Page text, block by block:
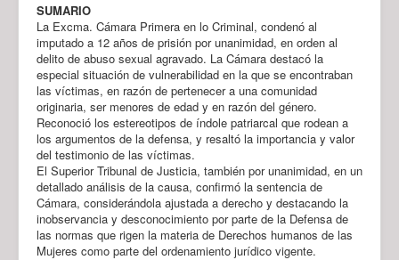
SUMARIO
La Excma. Cámara Primera en lo Criminal, condenó al
imputado a 12 años de prisión por unanimidad, en orden al
delito de abuso sexual agravado. La Cámara destacó la
especial situación de vulnerabilidad en la que se encontraban
las víctimas, en razón de pertenecer a una comunidad
originaria, ser menores de edad y en razón del género.
Reconoció los estereotipos de índole patriarcal que rodean a
los argumentos de la defensa, y resaltó la importancia y valor
del testimonio de las víctimas.
El Superior Tribunal de Justicia, también por unanimidad, en un
detallado análisis de la causa, confirmó la sentencia de
Cámara, considerándola ajustada a derecho y destacando la
inobservancia y desconocimiento por parte de la Defensa de
las normas que rigen la materia de Derechos humanos de las
Mujeres como parte del ordenamiento jurídico vigente.